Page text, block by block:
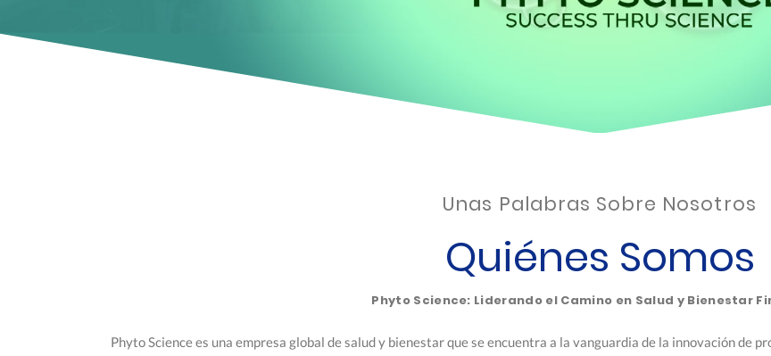
Unas Palabras Sobre Nosotros
Quiénes Somos
Phyto Science: Liderando el Camino en Salud y Bienestar
Phyto Science es una empresa global de salud y bienestar que se encuentra a la vanguardia de la innovación de